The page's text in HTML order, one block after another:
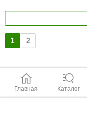
1 2
Главная Каталог